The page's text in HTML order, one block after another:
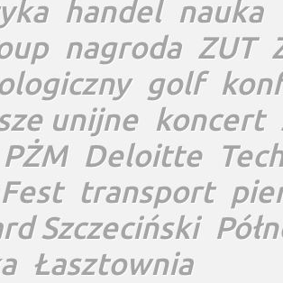
handel nauka
nagroda ZUT
golf
unijne koncert
PŻM Deloitte
transport
Szczeciński
Łasztownia